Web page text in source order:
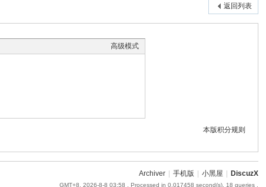
返回列表
高级模式
本版积分规则
Archiver 手机版 小黑屋 DiscuzX
GMT+8, 2026-8-8 03:58 , Processed in 0.017458 second(s), 18 queries .